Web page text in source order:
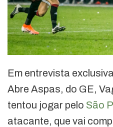
Em entrevista
Abre Aspas, do GE,
tentou jogar pelo São
atacante, que vai